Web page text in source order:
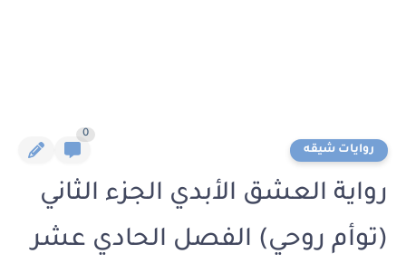
روايات شيقه
0
رواية العشق الأبدي الجزء الثاني
(توأم روحي) الفصل الحادي عشر